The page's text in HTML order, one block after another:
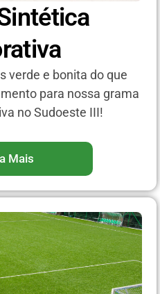
verde e bonita do que
para nossa grama
no Sudoeste III!
Mais